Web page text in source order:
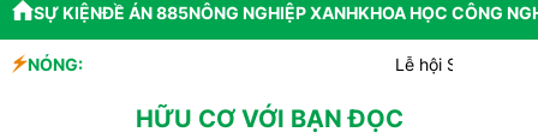
SỰ KIỆNĐỀ ÁN 885NÔNG NGHIỆP XANHKHOA HỌC CÔNG
NÓNG:
Lễ hội Sầu riêng Đắk
Cách tư duy mới: Hỗ trợ
HỮU CƠ VỚI BẠN ĐỌC